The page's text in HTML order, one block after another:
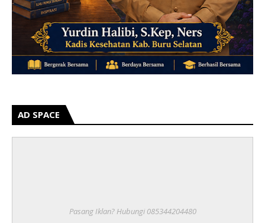
AD SPACE
Pasang Iklan? Hubungi 085344204480